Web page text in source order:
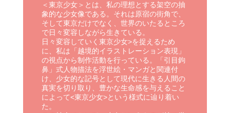
＜東京少女＞とは、私の理想とする架空の抽
象的な少女像である。それは原宿の街角で、
そして東京だけでなく、世界のいたるところ
で日々変容しながら生きている。
日々変容していく東京少女>を捉えるため
に、私は「越境的イラストレーション表現」
の視点から制作活動を行っている。「引目鉤
鼻」式人物描法を浮世絵・マンガと関連付
け、少女的な記号として現代に生きる人間の
真実を切り取り、豊かな生命感を与えること
によって<東京少女>という様式に辿り着い
た。